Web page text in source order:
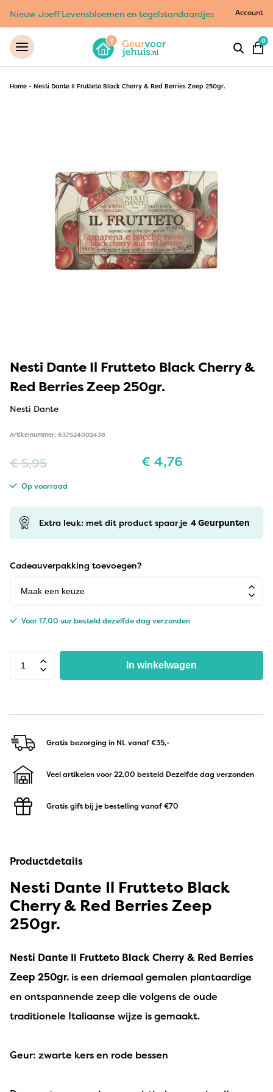
Nieuw Joeff Levensbloemen en tegelstandaardjes Account
0
Home - Nesti Dante Il Frutteto Black Cherry & Red Berries Zeep 250gr.
Nesti Dante Il Frutteto Black Cherry &
Red Berries Zeep 250gr.
Nesti Dante
Artikelnummer: 837524002438
€5,95 € 4,76
Op voorraad
Extra leuk: met dit product spaar je 4Geurpunten
Cadeauverpakking toevoegen?
Voor 17.00 uur besteld dezelfde dag verzonden
In winkelwagen
Gratis bezorging in NLvanaf €35,-
Veel artikelen voor 22.00 besteld Dezelfde dag verzonden
Gratis gift bij je bestelling vanaf €70
Productdetails
Nesti Dante Il Frutteto Black
Cherry & Red Berries Zeep
250gr.
Nesti Dante Il Frutteto Black Cherry & Red Berries
Zeep 250gr. is een driemaal gemalen plantaardige
en ontspannende zeep die volgens de oude
traditionele Italiaanse wijze is gemaakt.
Geur: zwarte kers en rode bessen